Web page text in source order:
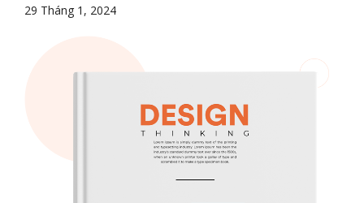
29 Tháng 1, 2024